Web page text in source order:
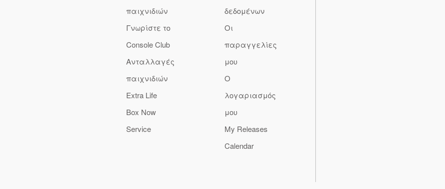
παιχνιδιών
Γνωρίστε το
Console Club
Ανταλλαγές
παιχνιδιών
Extra Life
Box Now
Service
δεδομένων
Οι
παραγγελίες
μου
Ο
λογαριασμός
μου
My Releases
Calendar